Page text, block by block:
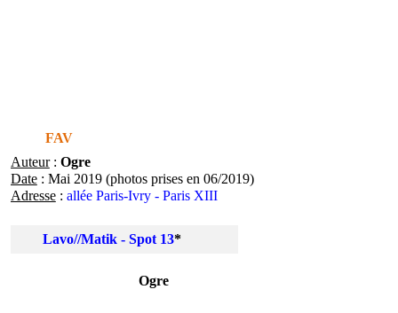
Home Artistes
Top 50Contact
FAV
Auteur: Ogre
Date: Mai 2019 (photos prises en 06/2019)
Adresse: allée Paris-Ivry - Paris XIII
Lavo//Matik - Spot 13*
Ogre